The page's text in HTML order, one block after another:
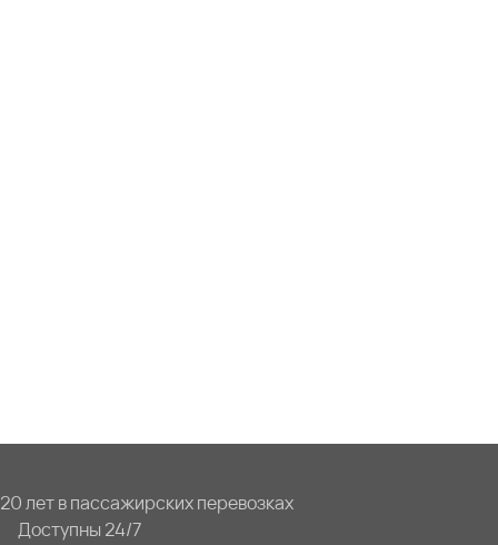
20 лет в пассажирских перевозках
Доступны 24/7